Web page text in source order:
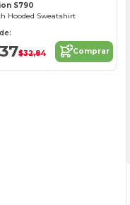
S790
Hooded Sweatshirt
$32,84 Comprar